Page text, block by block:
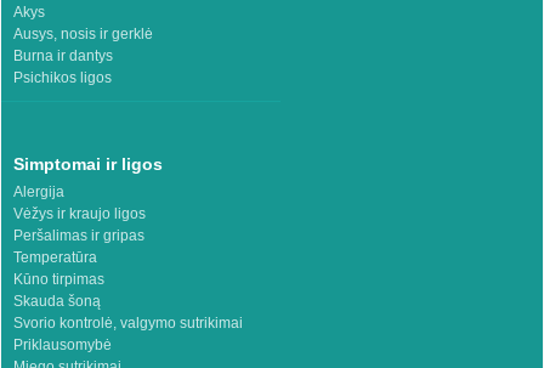
Akys
Ausys, nosis ir gerklė
Burna ir dantys
Psichikos ligos
Simptomai ir ligos
Alergija
Vėžys ir kraujo ligos
Peršalimas ir gripas
Temperatūra
Kūno tirpimas
Skauda šoną
Svorio kontrolė, valgymo sutrikimai
Priklausomybė